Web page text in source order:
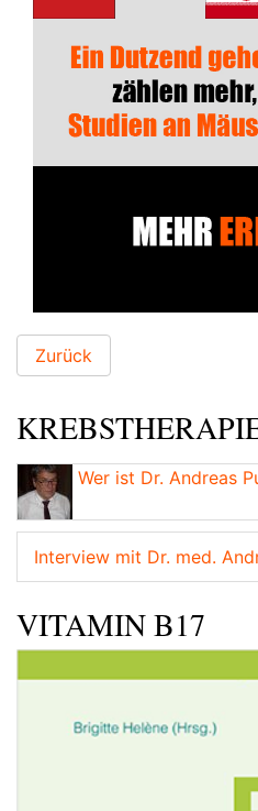
Zurück
Wer ist Dr. Andreas
Interview mit Dr. med.
VITAMIN B17